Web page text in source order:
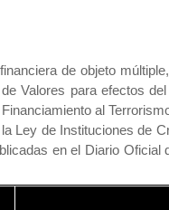
de objeto
Valores para efectos
al
Ley de Instituciones de
en el Diario